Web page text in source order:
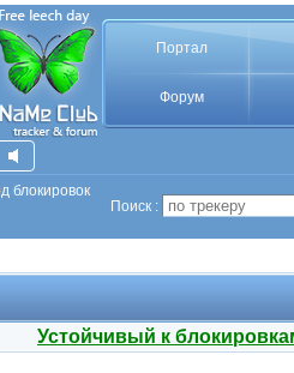
Портал
Форум
блокировок
Поиск :
Устойчивый к